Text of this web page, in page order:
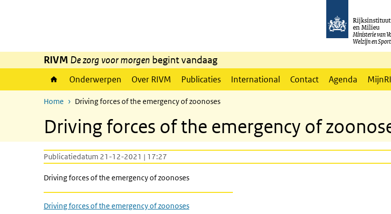
Rijksinstituut
en Milieu
Ministerie van
Welzijn en Sport
RIVM De zorg voor morgen begint vandaag
Onderwerpen Over RIVM Publicaties International Contact Agenda
Home Driving forces of the emergency of zoonoses
Driving forces of the emergency of
Publicatiedatum 21-12-2021 | 17:27
Driving forces of the emergency of zoonoses
Driving forces of the emergency of zoonoses